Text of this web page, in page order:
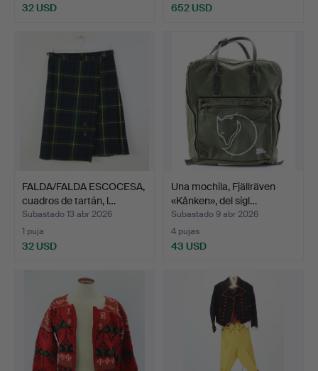
32 USD 652 USD
FALDA/FALDA ESCOCESA,
cuadros de tartán, l…
Subastado 13 abr 2026
1 puja
32 USD
Una mochila, Fjällräven
«Kånken», del sigl…
Subastado 9 abr 2026
4 pujas
43 USD